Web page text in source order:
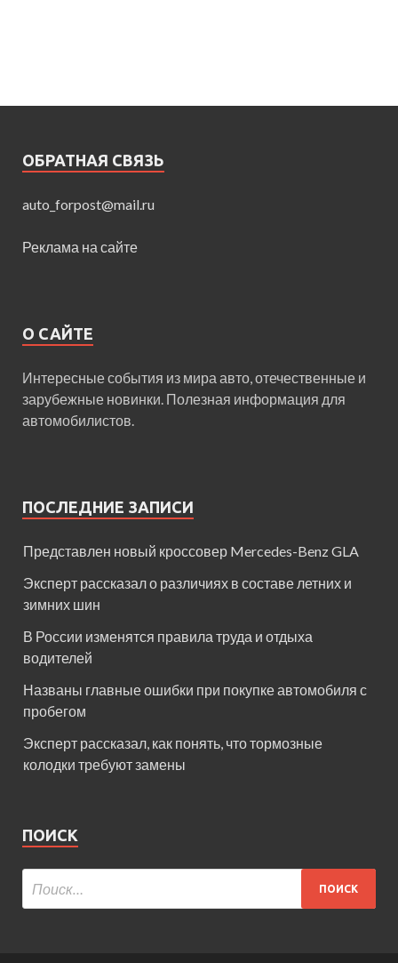
ОБРАТНАЯ СВЯЗЬ
auto_forpost@mail.ru
Реклама на сайте
О САЙТЕ
Интересные события из мира авто, отечественные и
зарубежные новинки. Полезная информация для
автомобилистов.
ПОСЛЕДНИЕ ЗАПИСИ
Представлен новый кроссовер Mercedes-Benz GLA
Эксперт рассказал о различиях в составе летних и
зимних шин
В России изменятся правила труда и отдыха
водителей
Названы главные ошибки при покупке автомобиля с
пробегом
Эксперт рассказал, как понять, что тормозные
колодки требуют замены
ПОИСК